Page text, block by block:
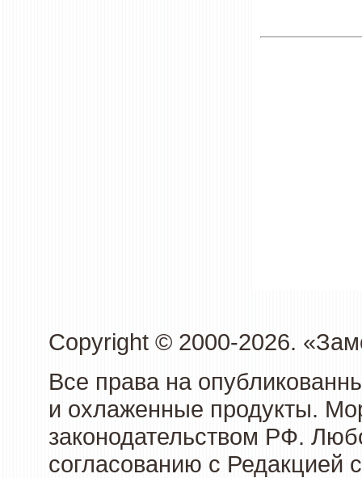
Copyright © 2000-2026.
Все права на
и охлаженные продукты.
законодательством РФ.
согласованию с Редакцией